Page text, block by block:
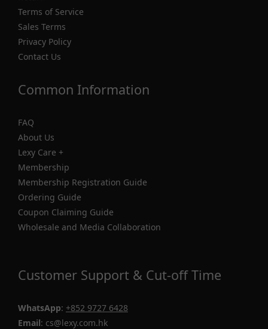
Terms of Service
Sales Terms
Privacy Policy
Contact Us
Common Information
FAQ
About Us
Lexy Care +
Membership
Membership Registration Guide
Ordering Guide
Coupon Claiming Guide
Wholesale and Media Collaboration
Customer Support & Cut-off Time
WhatsApp: +852 9727 6428
Email: cs@lexy.com.hk